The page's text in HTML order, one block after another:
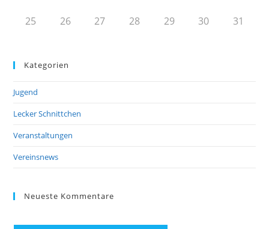
25 26 27 28 29 30 31
Kategorien
Jugend
Lecker Schnittchen
Veranstaltungen
Vereinsnews
Neueste Kommentare